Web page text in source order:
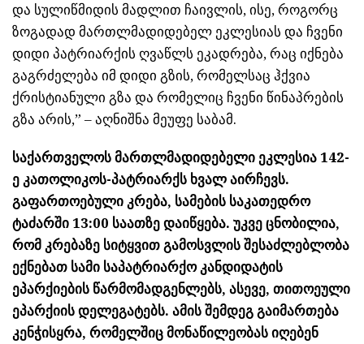
და სულიწმიდის მადლით ჩაივლის, ისე, როგორც
ზოგადად მართლმადიდებელ ეკლესიას და ჩვენი
დიდი პატრიარქის ღვაწლს ეკადრება, რაც იქნება
გაგრძელება იმ დიდი გზის, რომელსაც ჰქვია
ქრისტიანული გზა და რომელიც ჩვენი წინაპრების
გზა არის,” – აღნიშნა მეუფე საბამ.
საქართველოს მართლმადიდებელი ეკლესია 142-
ე კათოლიკოს-პატრიარქს ხვალ აირჩევს.
გაფართოებული კრება, სამების საკათედრო
ტაძარში 13:00 საათზე დაიწყება. უკვე ცნობილია,
რომ კრებაზე სიტყვით გამოსვლის შესაძლებლობა
ექნებათ სამი საპატრიარქო კანდიდატის
ეპარქიების წარმომადგენლებს, ასევე, თითოეული
ეპარქიის დელეგატებს. ამის შემდეგ გაიმართება
კენჭისყრა, რომელშიც მონაწილეობას იღებენ